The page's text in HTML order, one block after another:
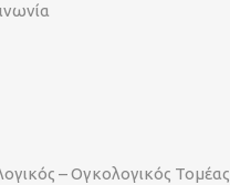
– Ογκολογικός Τομέας